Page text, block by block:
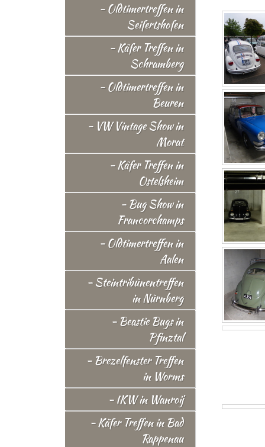
- Oldtimertreffen in
Seifertshofen
- Käfer Treffen in
Schramberg
- Oldtimertreffen in
Beuren
- VW Vintage Show in
Morat
- Käfer Treffen in
Ostelsheim
- Bug Show in
Francorchamps
- Oldtimertreffen in
Aalen
- Steintribünentreffen
in Nürnberg
- Beastie Bugs in
Pfinztal
- Brezelfenster Treffen
in Worms
- IKW in Wanroij
- Käfer Treffen in Bad
Rappenau